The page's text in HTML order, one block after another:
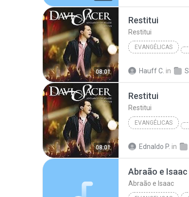
08:01
Restitui
Restitui
EVANGÉLICAS
Hauff C. in
08:01
Restitui
Restitui
EVANGÉLICAS
Ednaldo P. in
Abraão e Isaac
Abraão e Isaac